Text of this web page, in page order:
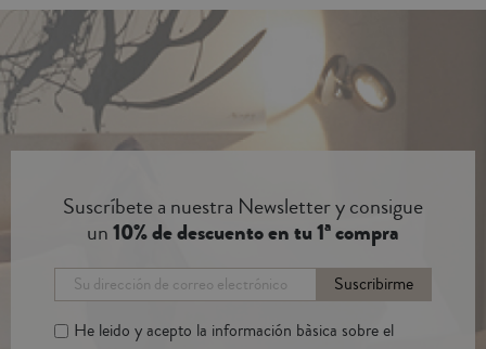
Suscríbete a nuestra Newsletter y consigue
un10% de descuento en tu 1ª compra
Suscribirme
He leido y acepto la información bàsica sobre el